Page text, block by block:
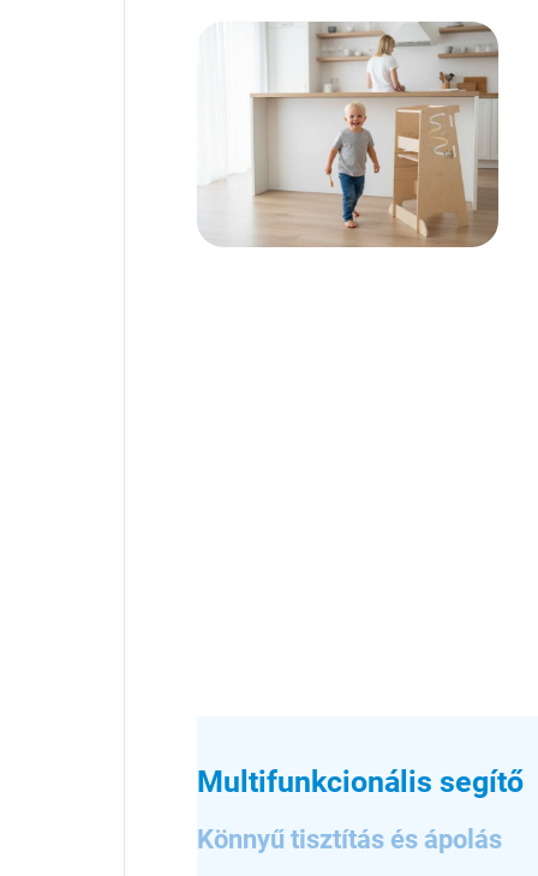
Multifunkcionális segítő
Könnyű tisztítás és ápolás